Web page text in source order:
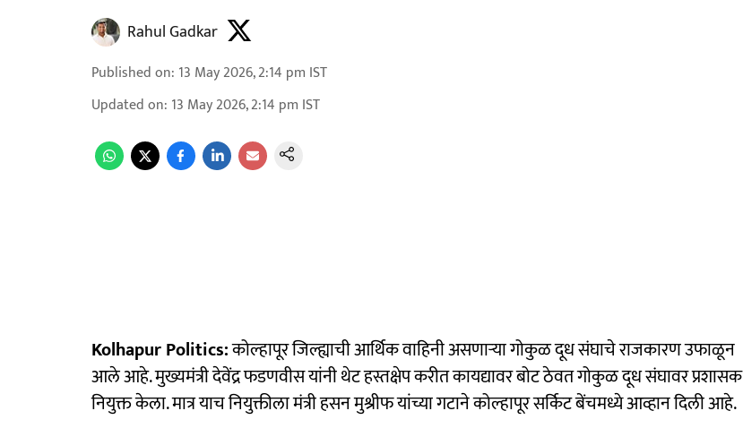
Rahul Gadkar
Published on: 13 May 2026, 2:14 pm IST
Updated on: 13 May 2026, 2:14 pm IST
Kolhapur Politics:कोल्हापूर जिल्ह्याची आर्थिक वाहिनी असणाऱ्या गोकुळ दूध संघाचे राजकारण उफाळून
आले आहे. मुख्यमंत्री देवेंद्र फडणवीस यांनी थेट हस्तक्षेप करीत कायद्यावर बोट ठेवत गोकुळ दूध संघावर प्रशासक
नियुक्त केला. मात्र याच नियुक्तीला मंत्री हसन मुश्रीफ यांच्या गटाने कोल्हापूर सर्किट बेंचमध्ये आव्हान दिली आहे.